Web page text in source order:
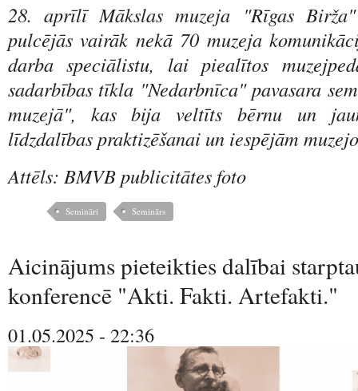
28. aprīlī Mākslas muzeja "Rīgas
pulcējās vairāk nekā 70 muzeja
darba speciālistu, lai piealītos
sadarbības tīkla "Nedarbnīca" pavasara
muzejā", kas bija veltīts bērnu un
līdzdalības praktizēšanai un iespējām
Attēls: BMVB publicitātes foto
Semināri Seminārs
Aicinājums pieteikties dalībai
konferencē "Akti. Fakti. Artefakti."
01.05.2025 - 22:36